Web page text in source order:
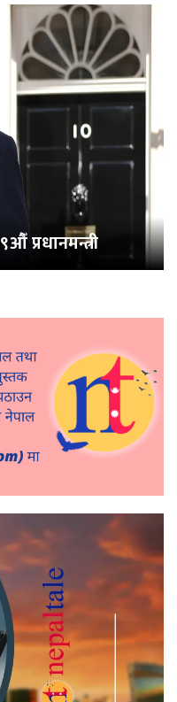
प्रधानमन्त्री